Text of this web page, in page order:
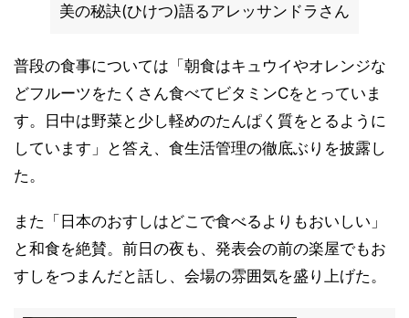
美の秘訣(ひけつ)語るアレッサンドラさん
普段の食事については「朝食はキュウイやオレンジな
どフルーツをたくさん食べてビタミンCをとっていま
す。日中は野菜と少し軽めのたんぱく質をとるように
しています」と答え、食生活管理の徹底ぶりを披露し
た。
また「日本のおすしはどこで食べるよりもおいしい」
と和食を絶賛。前日の夜も、発表会の前の楽屋でもお
すしをつまんだと話し、会場の雰囲気を盛り上げた。